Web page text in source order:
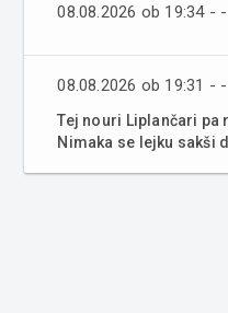
08.08.2026 ob 19:34 - -
08.08.2026 ob 19:31 - -
Tej nouri Liplančari pa
Nimaka se lejku sakši